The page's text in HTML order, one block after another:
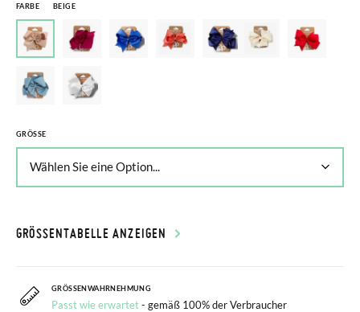
FARBE BEIGE
GRÖSSE
GRÖSSENTABELLE ANZEIGEN
GRÖSSENWAHRNEHMUNG
Passt wie erwartet- gemäß 100% der Verbraucher